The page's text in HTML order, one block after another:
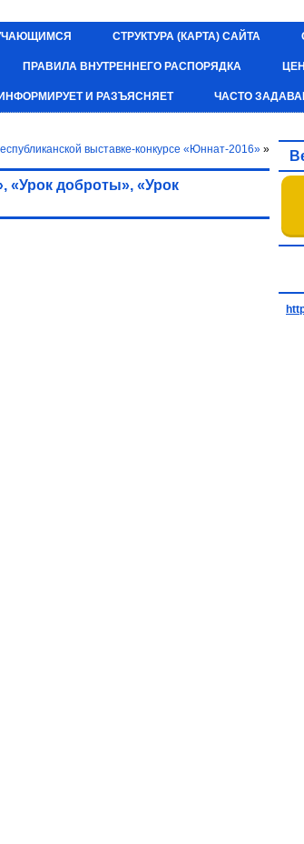
СТРУКТУРА (КАРТА) САЙТА
ПРАВИЛА ВНУТРЕННЕГО РАСПОРЯДКА
ИНФОРМИРУЕТ И РАЗЪЯСНЯЕТ ЧАСТО
выставке-конкурсе «Юннат-2016» »
«Урок доброты», «Урок